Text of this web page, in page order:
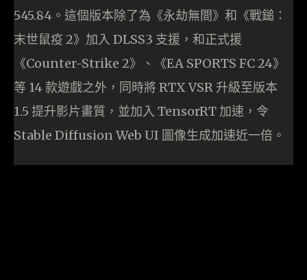
545.84。這個版本除了為《永劫無間》和《戰鎚：
末世鼠疫 2》加入 DLSS3 支援，和正式援
《Counter-Strike 2》、《EA SPORTS FC 24》
等 14 款遊戲之外，同時將 RTX VSR 升級至版本
1.5 提升影片畫質，並加入 TensorRT 加速，令
Stable Diffusion Web UI 圖像生成加速近一倍。